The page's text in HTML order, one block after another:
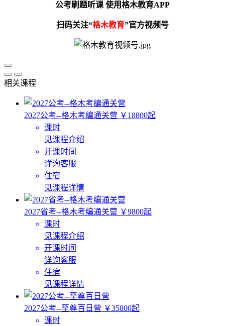
公考刷题听课 使用格木教育APP
扫码关注“格木教育”官方视频号
相关课程
2027公考--格木考编通关营 ￥18800起
课时
见课程介绍
开课时间
详询客服
住宿
见课程详情
2027省考--格木考编通关营 ￥9800起
课时
见课程介绍
开课时间
详询客服
住宿
见课程详情
2027公考--至尊百日营 ￥35800起
课时